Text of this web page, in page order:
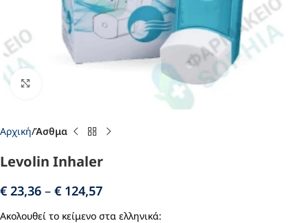
Αρχική Άσθμα
Levolin Inhaler
€ 23,36 – € 124,57
Ακολουθεί το κείμενο στα ελληνικά: